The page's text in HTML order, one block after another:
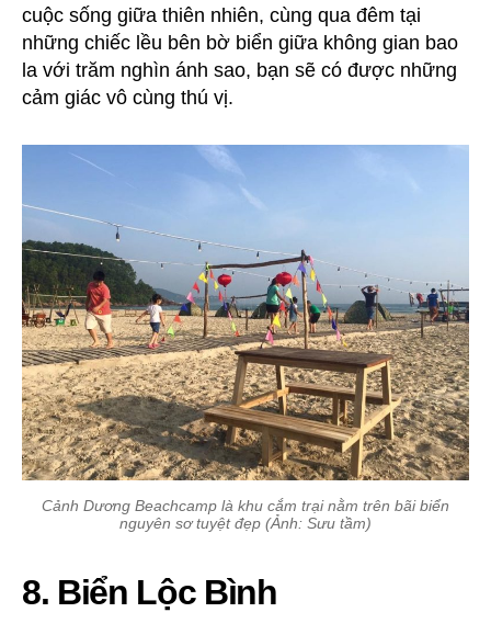
cuộc sống giữa thiên nhiên, cùng qua đêm tại
những chiếc lều bên bờ biển giữa không gian bao
la với trăm nghìn ánh sao, bạn sẽ có được những
cảm giác vô cùng thú vị.
Cảnh Dương Beachcamp là khu cắm trại nằm trên bãi biển
nguyên sơ tuyệt đẹp (Ảnh: Sưu tầm)
8. Biển Lộc Bình